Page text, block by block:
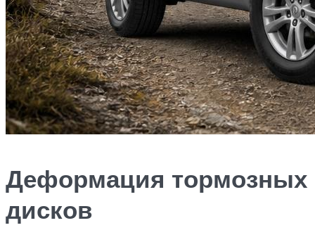
Деформация тормозных
дисков